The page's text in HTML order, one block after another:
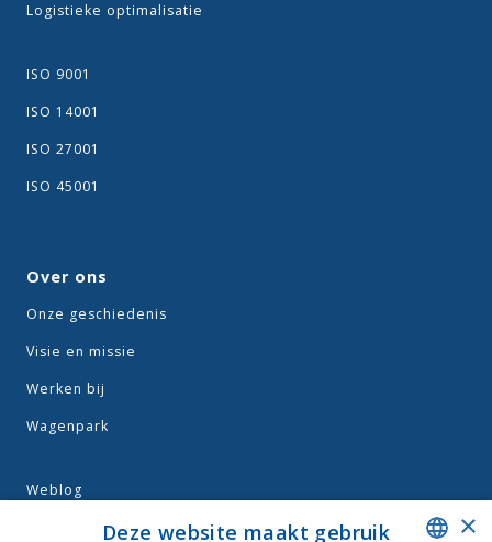
Logistieke optimalisatie
ISO 9001
ISO 14001
ISO 27001
ISO 45001
Over ons
Onze geschiedenis
Visie en missie
Werken bij
Wagenpark
Weblog
Algemene voorwaarden
×
Deze website maakt gebruik